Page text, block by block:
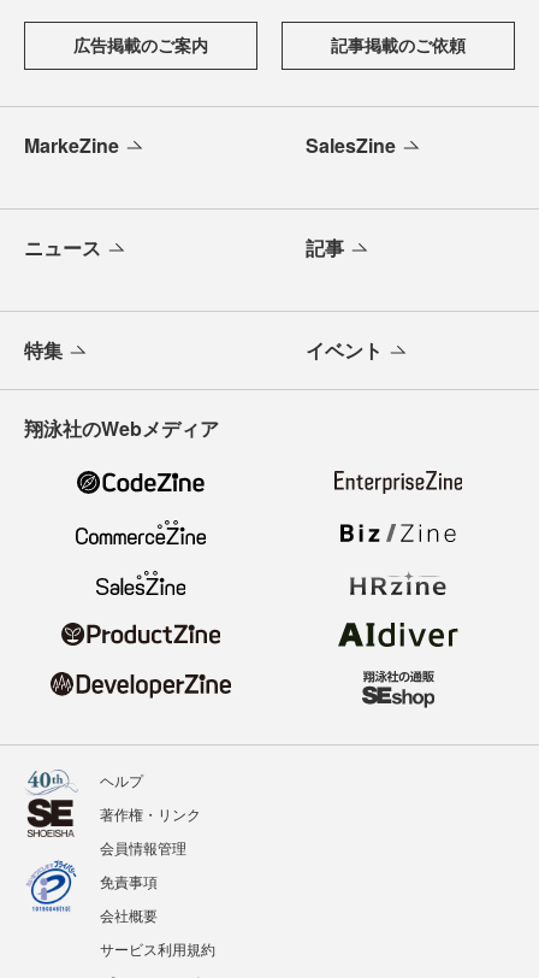
広告掲載のご案内 記事掲載のご依頼
MarkeZine SalesZine
ニュース 記事
特集 イベント
翔泳社のWebメディア
ヘルプ
著作権・リンク
会員情報管理
免責事項
会社概要
サービス利用規約